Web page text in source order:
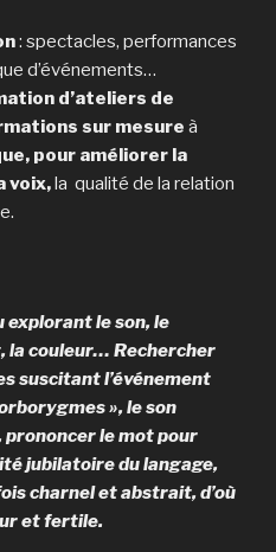
: spectacles, performances
d’événements…
d’ateliers de
sur mesure à
pour améliorer la
voix,la qualité de la relation
explorant le son, le
la couleur… Rechercher
suscitant l’événement
», le son
le mot pour
jubilatoire du langage,
charnel et abstrait, d’où
et fertile.